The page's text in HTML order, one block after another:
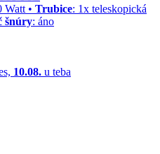
Watt • Trubice: 1x teleskopická
šnúry: áno
10.08. u teba